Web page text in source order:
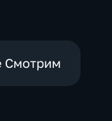
Смотрим